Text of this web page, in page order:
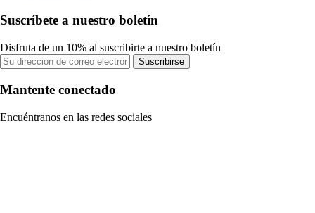
Suscríbete a nuestro boletín
Disfruta de un 10% al suscribirte a nuestro boletín
Suscribirse
Mantente conectado
Encuéntranos en las redes sociales